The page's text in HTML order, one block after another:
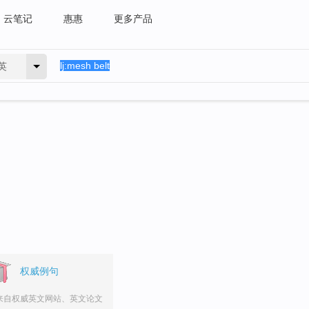
云笔记 惠惠 更多产品
权威例句
自权威英文网站、英文论文